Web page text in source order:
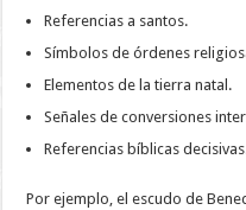
Referencias a santos.
Símbolos de órdenes
Elementos de la tierra natal.
Señales de conversiones
Referencias bíblicas
Por ejemplo, el escudo de